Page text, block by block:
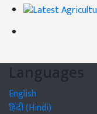
Languages
English
हिंदी (Hindi)